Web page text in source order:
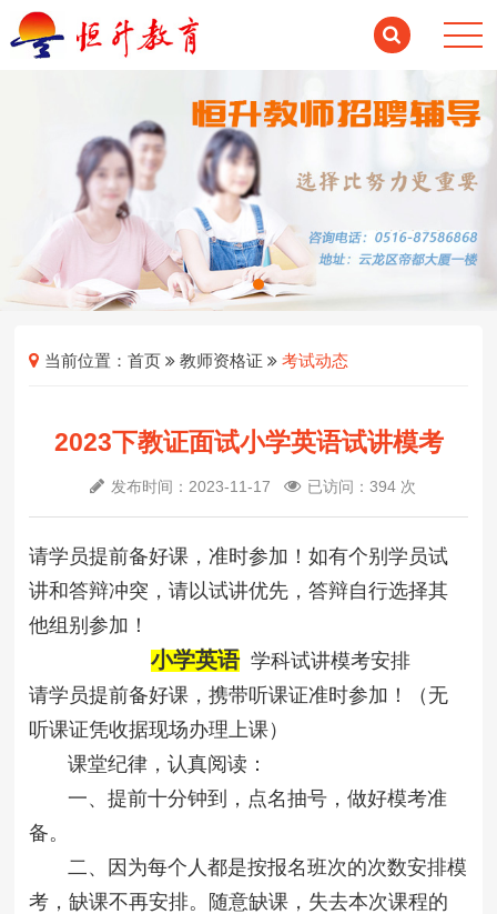
当前位置：首页 教师资格证 考试动态
2023下教证面试小学英语试讲模考
发布时间：2023-11-17 已访问：394 次
请学员提前备好课，准时参加！如有个别学员试
讲和答辩冲突，请以试讲优先，答辩自行选择其
他组别参加！
小学英语 学科试讲模考安排
请学员提前备好课，携带听课证准时参加！（无
听课证凭收据现场办理上课）
课堂纪律，认真阅读：
一、提前十分钟到，点名抽号，做好模考准
备。
二、因为每个人都是按报名班次的次数安排模
考，缺课不再安排。随意缺课，失去本次课程的